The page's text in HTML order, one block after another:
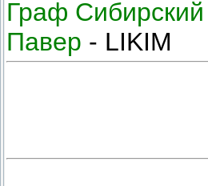
Граф Сибирский
Павер - LIKIM